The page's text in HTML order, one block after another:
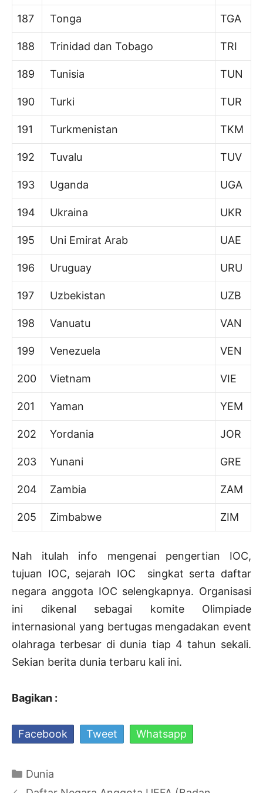
187 Tonga TGA
188 Trinidad dan Tobago TRI
189 Tunisia TUN
190 Turki TUR
191 Turkmenistan TKM
192 Tuvalu TUV
193 Uganda UGA
194 Ukraina UKR
195 Uni Emirat Arab UAE
196 Uruguay URU
197 Uzbekistan UZB
198 Vanuatu VAN
199 Venezuela VEN
200 Vietnam VIE
201 Yaman YEM
202 Yordania JOR
203 Yunani GRE
204 Zambia ZAM
205 Zimbabwe ZIM
Nah itulah info mengenai pengertian IOC,
tujuan IOC, sejarah IOC singkat serta daftar
negara anggota IOC selengkapnya. Organisasi
ini dikenal sebagai komite Olimpiade
internasional yang bertugas mengadakan event
olahraga terbesar di dunia tiap 4 tahun sekali.
Sekian berita dunia terbaru kali ini.
Bagikan :
Facebook Tweet Whatsapp
Kategori
Dunia